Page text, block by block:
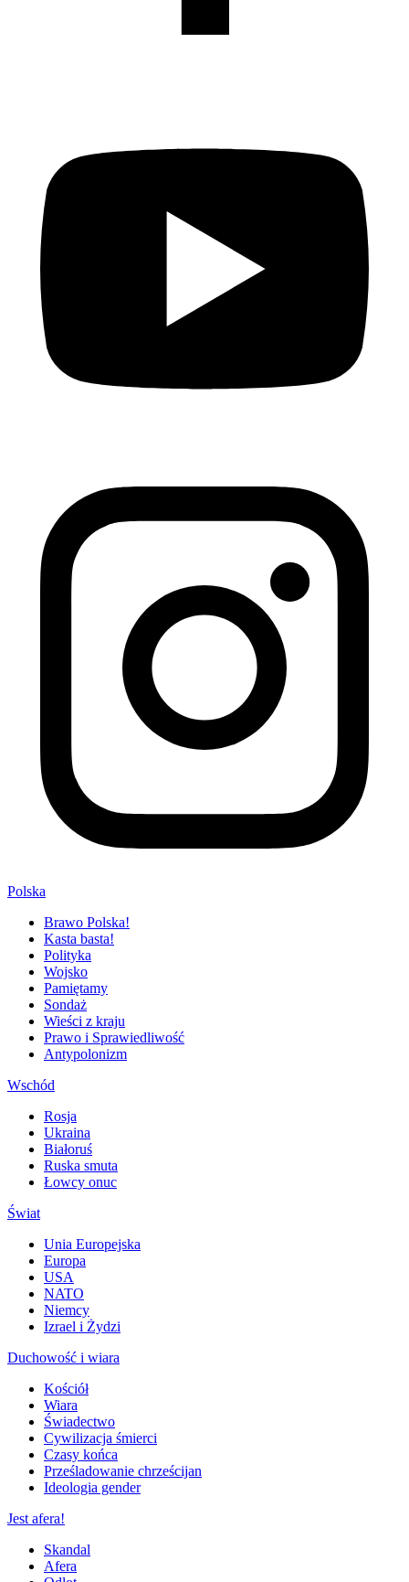
Polska
Brawo Polska!
Kasta basta!
Polityka
Wojsko
Pamiętamy
Sondaż
Wieści z kraju
Prawo i Sprawiedliwość
Antypolonizm
Wschód
Rosja
Ukraina
Białoruś
Ruska smuta
Łowcy onuc
Świat
Unia Europejska
Europa
USA
NATO
Niemcy
Izrael i Żydzi
Duchowość i wiara
Kościół
Wiara
Świadectwo
Cywilizacja śmierci
Czasy końca
Prześladowanie chrześcijan
Ideologia gender
Jest afera!
Skandal
Afera